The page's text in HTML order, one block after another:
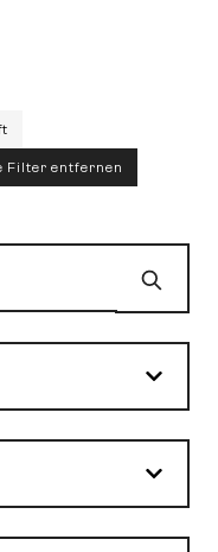
Filter entfernen